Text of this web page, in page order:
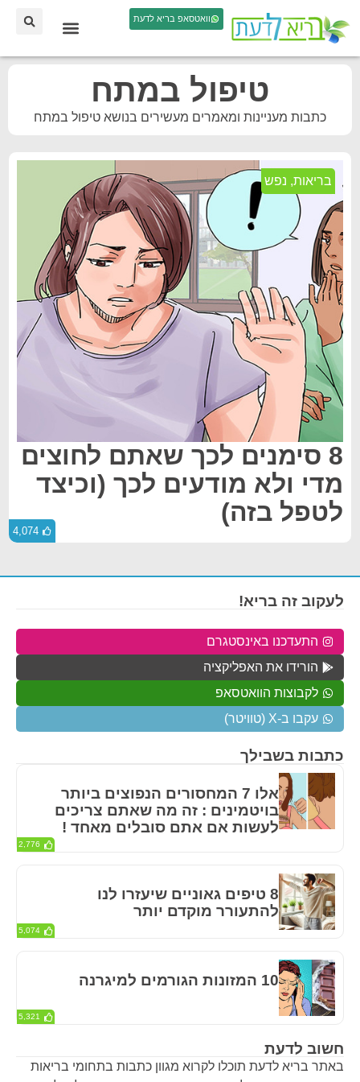
וואטסאפ בריא לדעת
טיפול במתח
כתבות מעניינות ומאמרים מעשירים בנושא טיפול במתח
בריאות, נפש
8 סימנים לכך שאתם לחוצים
מדי ולא מודעים לכך (וכיצד
לטפל בזה)
4,074
חשוב לדעת
באתר בריא לדעת תוכלו לקרוא מגוון כתבות בתחומי בריאות
כתבות בשבילך
אלו 7 המחסורים הנפוצים ביותר
בויטמינים : זה מה שאתם צריכים
לעשות אם אתם סובלים מאחד !
2,776
8 טיפים גאוניים שיעזרו לנו
להתעורר מוקדם יותר
5,074
10 המזונות הגורמים למיגרנה
5,321
לעקוב זה בריא!
התעדכנו באינסטגרם
הורידו את האפליקציה
לקבוצות הוואטסאפ
עקבו ב-X (טוויטר)